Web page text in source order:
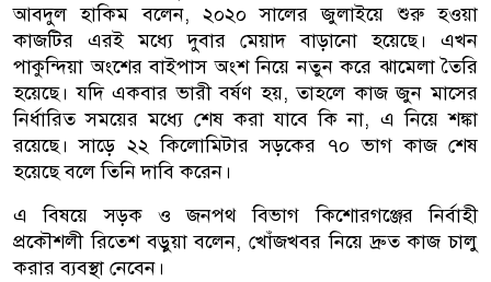
আবদুল হাকিম বলেন, ২০২০ সালের জুলাইয়ে শুরু হওয়া
কাজটির এরই মধ্যে দুবার মেয়াদ বাড়ানো হয়েছে। এখন
পাকুন্দিয়া অংশের বাইপাস অংশ নিয়ে নতুন করে ঝামেলা তৈরি
হয়েছে। যদি একবার ভারী বর্ষণ হয়, তাহলে কাজ জুন মাসের
নির্ধারিত সময়ের মধ্যে শেষ করা যাবে কি না, এ নিয়ে শঙ্কা
রয়েছে। সাড়ে ২২ কিলোমিটার সড়কের ৭০ ভাগ কাজ শেষ
হয়েছে বলে তিনি দাবি করেন।
এ বিষয়ে সড়ক ও জনপথ বিভাগ কিশোরগঞ্জের নির্বাহী
প্রকৌশলী রিতেশ বড়ুয়া বলেন, খোঁজখবর নিয়ে দ্রুত কাজ চালু
করার ব্যবস্থা নেবেন।